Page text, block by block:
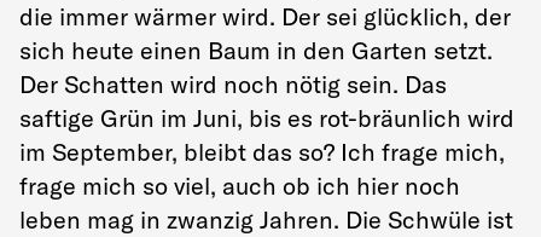
die immer wärmer wird. Der sei glücklich, der
sich heute einen Baum in den Garten setzt.
Der Schatten wird noch nötig sein. Das
saftige Grün im Juni, bis es rot-bräunlich wird
im September, bleibt das so? Ich frage mich,
frage mich so viel, auch ob ich hier noch
leben mag in zwanzig Jahren. Die Schwüle ist